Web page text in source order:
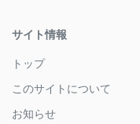
サイト情報
トップ
このサイトについて
お知らせ